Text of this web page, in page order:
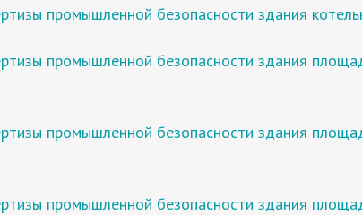
промышленной безопасности здания
промышленной безопасности здания
промышленной безопасности здания
промышленной безопасности здания